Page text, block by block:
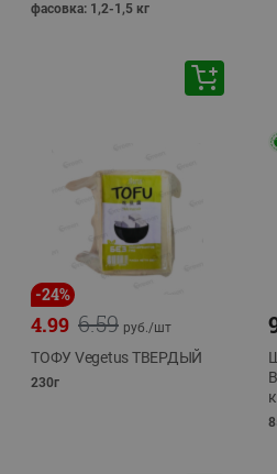
фасовка: 1,2-1,5 кг
-24%
6.59
4.99 руб./шт
ТОФУ Vegetus ТВЕРДЫЙ
230г